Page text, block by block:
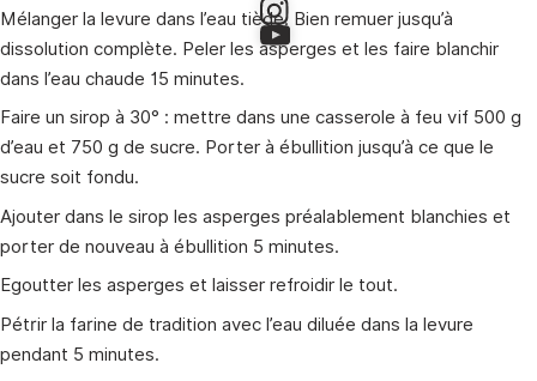
Mélanger la levure dans l’eau tiède. Bien remuer jusqu’à
dissolution complète. Peler les asperges et les faire blanchir
dans l’eau chaude 15 minutes.
Faire un sirop à 30° : mettre dans une casserole à feu vif 500 g
d’eau et 750 g de sucre. Porter à ébullition jusqu’à ce que le
sucre soit fondu.
Ajouter dans le sirop les asperges préalablement blanchies et
porter de nouveau à ébullition 5 minutes.
Egoutter les asperges et laisser refroidir le tout.
Pétrir la farine de tradition avec l’eau diluée dans la levure
pendant 5 minutes.